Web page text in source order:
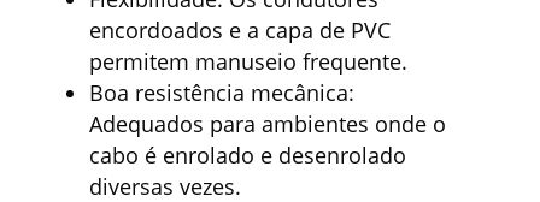
encordoados e a capa de PVC
permitem manuseio frequente.
Boa resistência mecânica:
Adequados para ambientes onde o
cabo é enrolado e desenrolado
diversas vezes.